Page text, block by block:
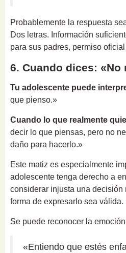
Probablemente la respuesta
Dos letras. Información
para sus padres, permiso
6. Cuando dices: «No
Tu adolescente puede
que pienso.»
Cuando lo que realmente
decir lo que piensas, pero no
daño para hacerlo.»
Este matiz es especialmente
adolescente tenga derecho a
considerar injusta una
forma de expresarlo sea válida.
Se puede reconocer la
«Entiendo que estés